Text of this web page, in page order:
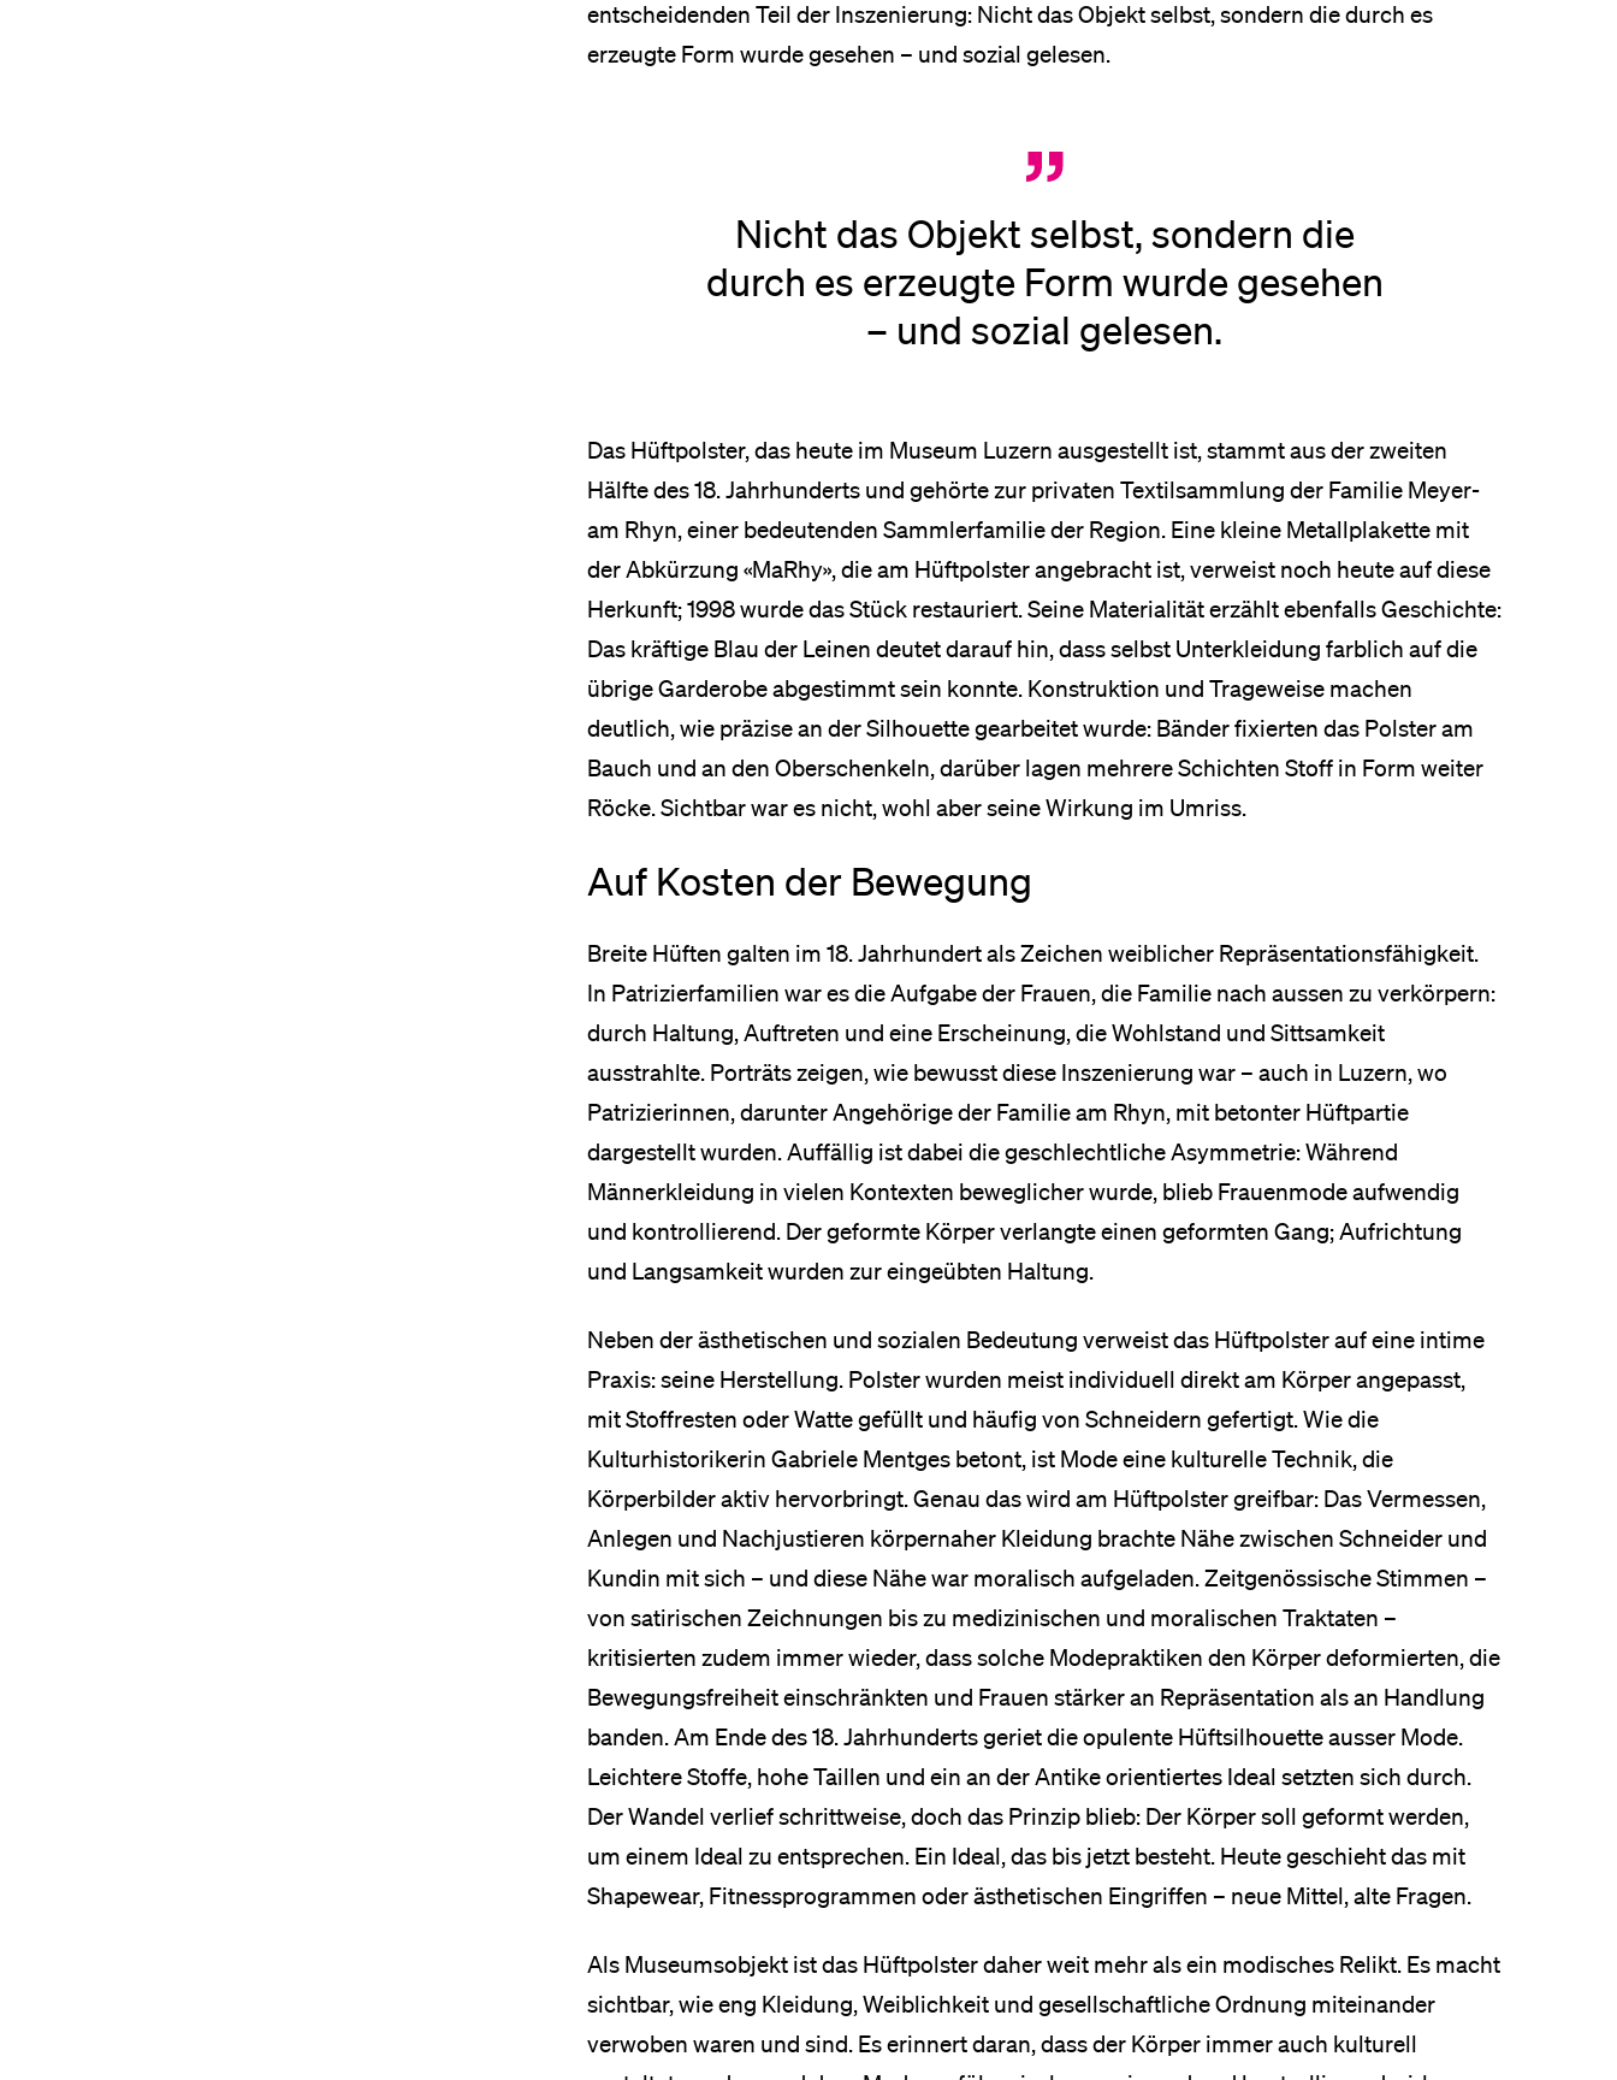
entscheidenden Teil der Inszenierung: Nicht das Objekt selbst, sondern die durch es
erzeugte Form wurde gesehen – und sozial gelesen.
Nicht das Objekt selbst, sondern die
durch es erzeugte Form wurde gesehen
– und sozial gelesen.
Das Hüftpolster, das heute im Museum Luzern ausgestellt ist, stammt aus der zweiten
Hälfte des 18. Jahrhunderts und gehörte zur privaten Textilsammlung der Familie Meyer-
am Rhyn, einer bedeutenden Sammlerfamilie der Region. Eine kleine Metallplakette mit
der Abkürzung «MaRhy», die am Hüftpolster angebracht ist, verweist noch heute auf diese
Herkunft; 1998 wurde das Stück restauriert. Seine Materialität erzählt ebenfalls Geschichte:
Das kräftige Blau der Leinen deutet darauf hin, dass selbst Unterkleidung farblich auf die
übrige Garderobe abgestimmt sein konnte. Konstruktion und Trageweise machen
deutlich, wie präzise an der Silhouette gearbeitet wurde: Bänder fixierten das Polster am
Bauch und an den Oberschenkeln, darüber lagen mehrere Schichten Stoff in Form weiter
Röcke. Sichtbar war es nicht, wohl aber seine Wirkung im Umriss.
Auf Kosten der Bewegung
Breite Hüften galten im 18. Jahrhundert als Zeichen weiblicher Repräsentationsfähigkeit.
In Patrizierfamilien war es die Aufgabe der Frauen, die Familie nach aussen zu verkörpern:
durch Haltung, Auftreten und eine Erscheinung, die Wohlstand und Sittsamkeit
ausstrahlte. Porträts zeigen, wie bewusst diese Inszenierung war – auch in Luzern, wo
Patrizierinnen, darunter Angehörige der Familie am Rhyn, mit betonter Hüftpartie
dargestellt wurden. Auffällig ist dabei die geschlechtliche Asymmetrie: Während
Männerkleidung in vielen Kontexten beweglicher wurde, blieb Frauenmode aufwendig
und kontrollierend. Der geformte Körper verlangte einen geformten Gang; Aufrichtung
und Langsamkeit wurden zur eingeübten Haltung.
Neben der ästhetischen und sozialen Bedeutung verweist das Hüftpolster auf eine intime
Praxis: seine Herstellung. Polster wurden meist individuell direkt am Körper angepasst,
mit Stoffresten oder Watte gefüllt und häufig von Schneidern gefertigt. Wie die
Kulturhistorikerin Gabriele Mentges betont, ist Mode eine kulturelle Technik, die
Körperbilder aktiv hervorbringt. Genau das wird am Hüftpolster greifbar: Das Vermessen,
Anlegen und Nachjustieren körpernaher Kleidung brachte Nähe zwischen Schneider und
Kundin mit sich – und diese Nähe war moralisch aufgeladen. Zeitgenössische Stimmen –
von satirischen Zeichnungen bis zu medizinischen und moralischen Traktaten –
kritisierten zudem immer wieder, dass solche Modepraktiken den Körper deformierten, die
Bewegungsfreiheit einschränkten und Frauen stärker an Repräsentation als an Handlung
banden. Am Ende des 18. Jahrhunderts geriet die opulente Hüftsilhouette ausser Mode.
Leichtere Stoffe, hohe Taillen und ein an der Antike orientiertes Ideal setzten sich durch.
Der Wandel verlief schrittweise, doch das Prinzip blieb: Der Körper soll geformt werden,
um einem Ideal zu entsprechen. Ein Ideal, das bis jetzt besteht. Heute geschieht das mit
Shapewear, Fitnessprogrammen oder ästhetischen Eingriffen – neue Mittel, alte Fragen.
Als Museumsobjekt ist das Hüftpolster daher weit mehr als ein modisches Relikt. Es macht
sichtbar, wie eng Kleidung, Weiblichkeit und gesellschaftliche Ordnung miteinander
verwoben waren und sind. Es erinnert daran, dass der Körper immer auch kulturell